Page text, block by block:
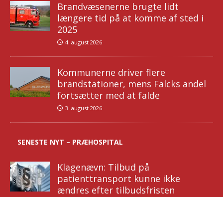
Brandvæsenerne brugte lidt
længere tid på at komme af sted i
2025
4. august 2026
Kommunerne driver flere
brandstationer, mens Falcks andel
fortsætter med at falde
3. august 2026
SENESTE NYT – PRÆHOSPITAL
Klagenævn: Tilbud på
patienttransport kunne ikke
ændres efter tilbudsfristen